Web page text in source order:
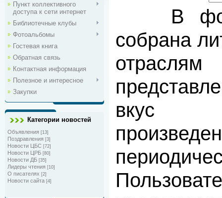
Пункт коллективного
доступа к сети интернет
Библиотечные клубы
Фотоальбомы
Гостевая книга
Обратная связь
Контактная информация
Полезное и интересное
Закупки
Категории новостей
Объявления [13]
Поздравления [3]
Новости ЦБС [72]
Новости ЦРБ [80]
Новости ДБ [35]
Лидеры чтения [10]
О писателях [2]
Новости сайта [4]
В
собрана
вкус